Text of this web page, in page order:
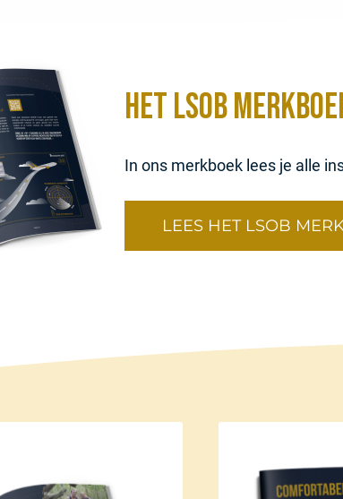
Het LSOB
In ons merkboek lees je alle
LEES HET LSOB